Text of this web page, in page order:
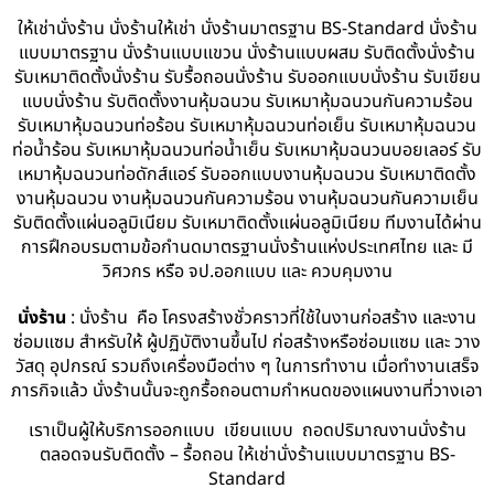
ให้เช่านั่งร้าน นั่งร้านให้เช่า นั่งร้านมาตรฐาน BS-Standard นั่งร้าน
แบบมาตรฐาน นั่งร้านแบบแขวน นั่งร้านแบบผสม รับติดตั้งนั่งร้าน
รับเหมาติดตั้งนั่งร้าน รับรื้อถอนนั่งร้าน รับออกแบบนั่งร้าน รับเขียน
แบบนั่งร้าน รับติดตั้งงานหุ้มฉนวน รับเหมาหุ้มฉนวนกันความร้อน
รับเหมาหุ้มฉนวนท่อร้อน รับเหมาหุ้มฉนวนท่อเย็น รับเหมาหุ้มฉนวน
ท่อน้ำร้อน รับเหมาหุ้มฉนวนท่อน้ำเย็น รับเหมาหุ้มฉนวนบอยเลอร์ รับ
เหมาหุ้มฉนวนท่อดักส์แอร์ รับออกแบบงานหุ้มฉนวน รับเหมาติดตั้ง
งานหุ้มฉนวน งานหุ้มฉนวนกันความร้อน งานหุ้มฉนวนกันความเย็น
รับติดตั้งแผ่นอลูมิเนียม รับเหมาติดตั้งแผ่นอลูมิเนียม ทีมงานได้ผ่าน
การฝึกอบรมตามข้อกำนดมาตรฐานนั่งร้านแห่งประเทศไทย และ มี
วิศวกร หรือ จป.ออกแบบ และ ควบคุมงาน
นั่งร้าน : นั่งร้าน คือ โครงสร้างชั่วคราวที่ใช้ในงานก่อสร้าง และงาน
ซ่อมแซม สำหรับให้ ผู้ปฏิบัติงานขึ้นไป ก่อสร้างหรือซ่อมแซม และ วาง
วัสดุ อุปกรณ์ รวมถึงเครื่องมือต่าง ๆ ในการทำงาน เมื่อทำงานเสร็จ
ภารกิจแล้ว นั่งร้านนั้นจะถูกรื้อถอนตามกำหนดของแผนงานที่วางเอา
เราเป็นผู้ให้บริการออกแบบ เขียนแบบ ถอดปริมาณงานนั่งร้าน
ตลอดจนรับติดตั้ง – รื้อถอน ให้เช่านั่งร้านแบบมาตรฐาน BS-
Standard